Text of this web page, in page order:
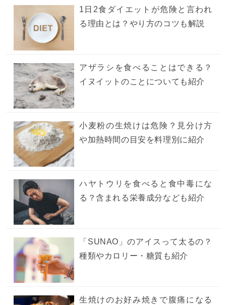
1日2食ダイエットが危険と言われ
る理由とは？やり方のコツも解説
アザラシを食べることはできる？
イヌイットのことについても紹介
小麦粉の生焼けは危険？見分け方
や加熱時間の目安を料理別に紹介
ハヤトウリを食べると食中毒にな
る？含まれる栄養成分なども紹介
「SUNAO」のアイスって太るの？
種類やカロリー・糖質も紹介
生焼けのお好み焼きで腹痛になる